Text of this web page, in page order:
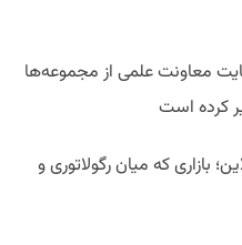
معاونت علمی از مجموعه‌ها
کرده است
بازاری که میان رگولاتوری و